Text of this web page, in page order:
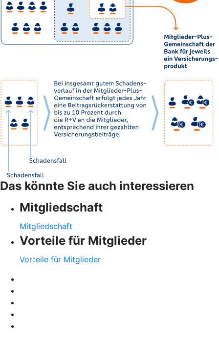
Das könnte Sie auch interessieren
Mitgliedschaft
Mitgliedschaft
Vorteile für Mitglieder
Vorteile für Mitglieder